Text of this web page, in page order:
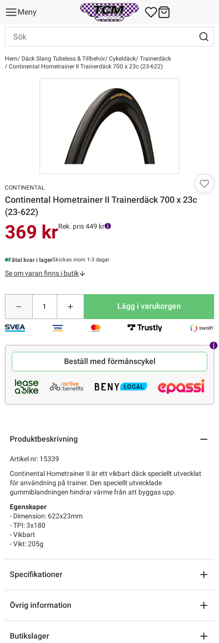
Meny
Hem Däck Slang Tubeless & Tillbehör Cykeldäck Trainerdäck
Continental Hometrainer II Trainerdäck 700 x 23c (23-622)
CONTINENTAL
Continental Hometrainer II Trainerdäck 700 x 23c
(23-622)
369 krRek. pris 449 kr
Fåtal kvar i lagerSkickas inom 1-3 dagar
Se om varan finns i butik
Lägg i varukorgen
Beställ med förmånscykel
Produktbeskrivning
Artikel nr: 15339
Continental Hometrainer II är ett vikbart däck speciellt utvecklat
för användning på trainer. Den speciellt utvecklade
gummiblandningen hindrar värme från att byggas upp.
Egenskaper
- Dimension: 622x23mm
- TPI: 3x180
- Vikbart
- Vikt: 205g
Specifikationer
Övrig information
Butikslager